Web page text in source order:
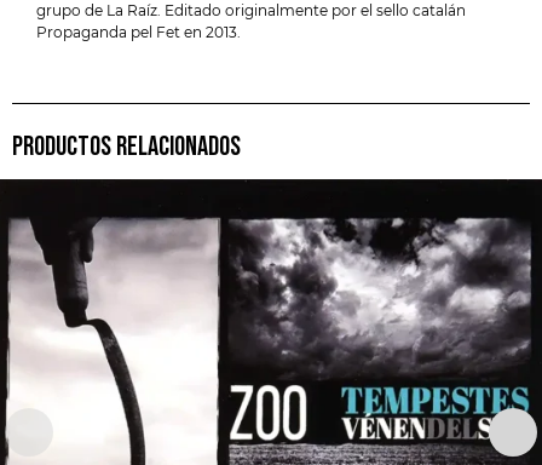
grupo de La Raíz. Editado originalmente por el sello catalán
Propaganda pel Fet en 2013.
PRODUCTOS RELACIONADOS